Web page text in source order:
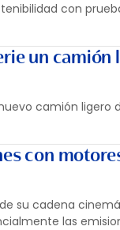
con
un camión
camión ligero
con
su cadena
las